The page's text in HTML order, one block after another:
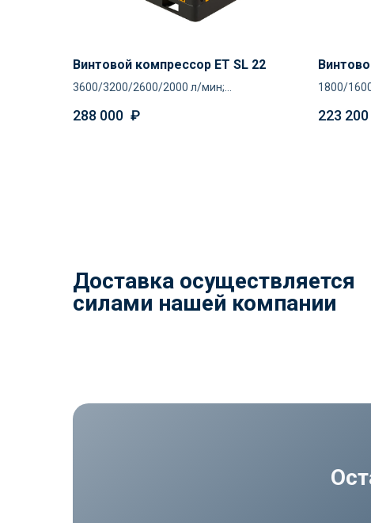
Винтовой компрессор ET SL 22
3600/3200/2600/2000 л/мин;
288 000 ₽
1800/
223 200
Доставка осуществляется
силами нашей компании